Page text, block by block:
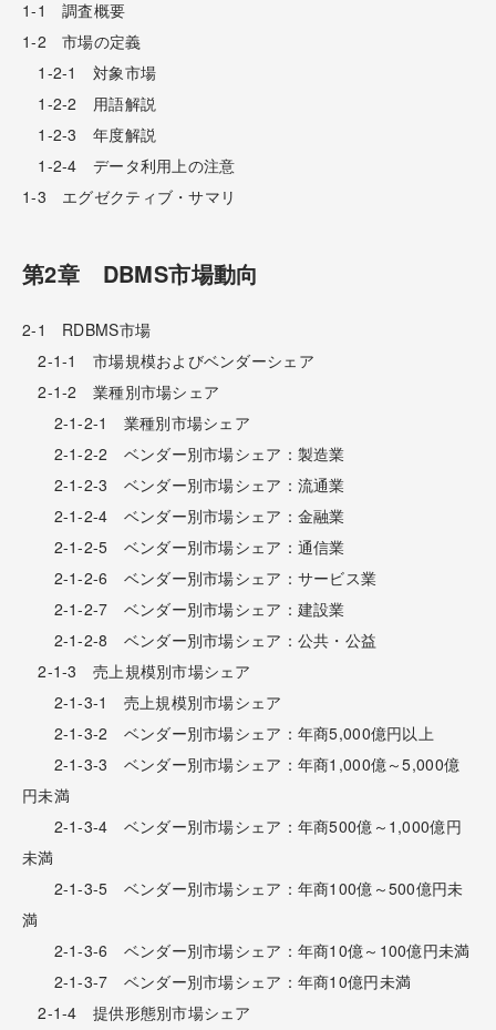
1-1 調査概要
1-2 市場の定義
1-2-1 対象市場
1-2-2 用語解説
1-2-3 年度解説
1-2-4 データ利用上の注意
1-3 エグゼクティブ・サマリ
第2章 DBMS市場動向
2-1 RDBMS市場
2-1-1 市場規模およびベンダーシェア
2-1-2 業種別市場シェア
2-1-2-1 業種別市場シェア
2-1-2-2 ベンダー別市場シェア：製造業
2-1-2-3 ベンダー別市場シェア：流通業
2-1-2-4 ベンダー別市場シェア：金融業
2-1-2-5 ベンダー別市場シェア：通信業
2-1-2-6 ベンダー別市場シェア：サービス業
2-1-2-7 ベンダー別市場シェア：建設業
2-1-2-8 ベンダー別市場シェア：公共・公益
2-1-3 売上規模別市場シェア
2-1-3-1 売上規模別市場シェア
2-1-3-2 ベンダー別市場シェア：年商5,000億円以上
2-1-3-3 ベンダー別市場シェア：年商1,000億～5,000億
円未満
2-1-3-4 ベンダー別市場シェア：年商500億～1,000億円
未満
2-1-3-5 ベンダー別市場シェア：年商100億～500億円未
満
2-1-3-6 ベンダー別市場シェア：年商10億～100億円未満
2-1-3-7 ベンダー別市場シェア：年商10億円未満
2-1-4 提供形態別市場シェア